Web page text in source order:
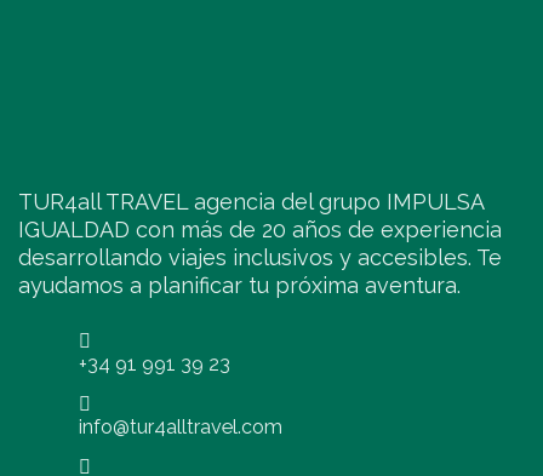
TUR4all TRAVEL agencia del grupo IMPULSA
IGUALDAD con más de 20 años de experiencia
desarrollando viajes inclusivos y accesibles. Te
ayudamos a planificar tu próxima aventura.
+34 91 991 39 23
info@tur4alltravel.com